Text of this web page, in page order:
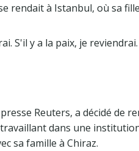
rendait à Istanbul, où sa
S'il y a la paix, je reviendrai.
Reuters, a décidé de
dans une
sa famille à Chiraz.